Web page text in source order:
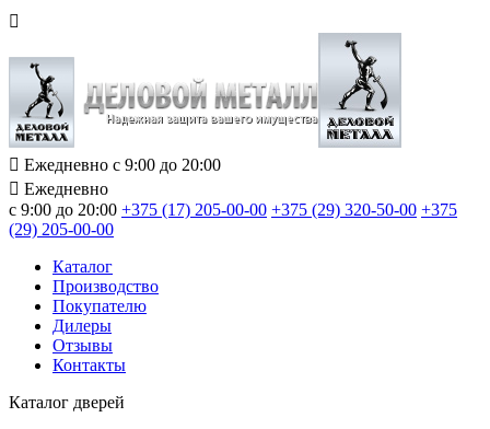
Ежедневно с 9:00 до 20:00
Ежедневно
с 9:00 до 20:00 +375 (17) 205-00-00 +375 (29) 320-50-00 +375
(29) 205-00-00
Каталог
Производство
Покупателю
Дилеры
Отзывы
Контакты
Каталог дверей